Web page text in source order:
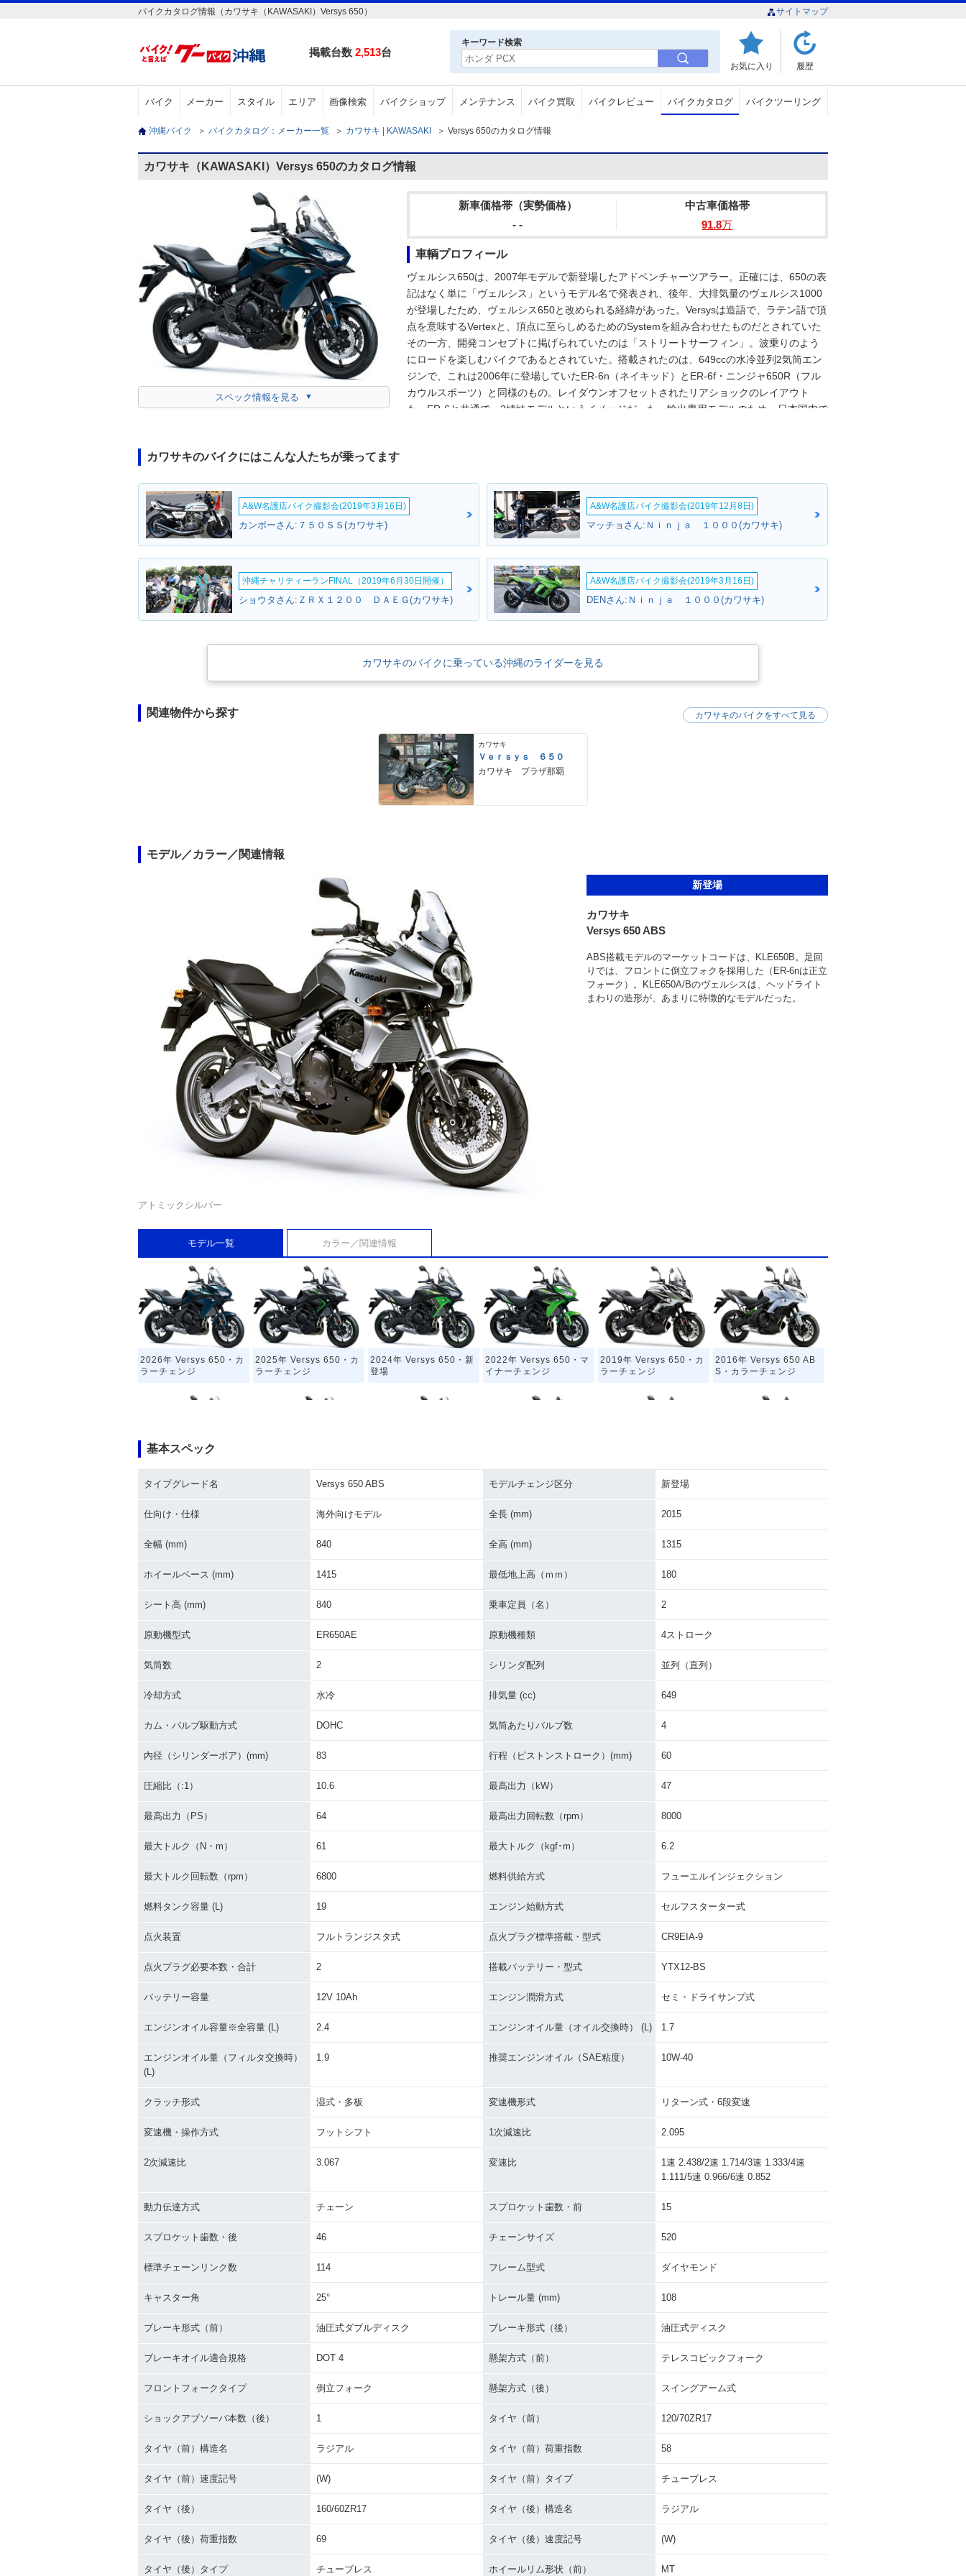
バイクカタログ情報（カワサキ（KAWASAKI）Versys 650） サイトマップ
掲載台数 2,513台
キーワード検索
お気に入り 履歴
バイク メーカー スタイル エリア 画像検索 バイクショップ メンテナンス バイク買取 バイクレビュー バイクカタログ バイクツーリング
沖縄バイク ＞ バイクカタログ：メーカー一覧 ＞ カワサキ | KAWASAKI ＞ Versys 650のカタログ情報
カワサキ（KAWASAKI）Versys 650のカタログ情報
スペック情報を見る
新車価格帯（実勢価格）
- -
中古車価格帯
91.8万
車輌プロフィール
ヴェルシス650は、2007年モデルで新登場したアドベンチャーツアラー。正確には、650の表
記はなく単に「ヴェルシス」というモデル名で発表され、後年、大排気量のヴェルシス1000
が登場したため、ヴェルシス650と改められる経緯があった。Versysは造語で、ラテン語で頂
点を意味するVertexと、頂点に至らしめるためのSystemを組み合わせたものだとされていた
その一方、開発コンセプトに掲げられていたのは「ストリートサーフィン」。波乗りのよう
にロードを楽しむバイクであるとされていた。搭載されたのは、649ccの水冷並列2気筒エン
ジンで、これは2006年に登場していたER-6n（ネイキッド）とER-6f・ニンジャ650R（フル
カウルスポーツ）と同様のもの。レイダウンオフセットされたリアショックのレイアウト
も、ER-6と共通で、3姉妹モデルというイメージだった。輸出専用モデルのため、日本国内で
ーポレーションによる日本での販売は2016年モデルが最後となった。その後も欧州や北米で
は販売が続けられた。2022年モデルでは、上位機種のヴェルシス1000とよく似た（同時代の
ニンジャシリーズと似た）フロントマスクを持つ新スタイルに変更され、トラクションコン
トロールやカラー液晶のメーターなどを装備した。このモデルのあと、初めての日本国内正
式導入が「2022年初夏」と発表されたが、新型コロナウイルスの蔓延による混乱などもあっ
て延期された。それから約1年が過ぎた2023年10月、同年11月からの発売が発表された。
カワサキのバイクにはこんな人たちが乗ってます
A&W名護店バイク撮影会(2019年3月16日)
カンポーさん:７５０ＳＳ(カワサキ)
A&W名護店バイク撮影会(2019年12月8日)
マッチョさん:Ｎｉｎｊａ １０００(カワサキ)
沖縄チャリティーランFINAL（2019年6月30日開催）
ショウタさん:ＺＲＸ１２００ ＤＡＥＧ(カワサキ)
A&W名護店バイク撮影会(2019年3月16日)
DENさん:Ｎｉｎｊａ １０００(カワサキ)
カワサキのバイクに乗っている沖縄のライダーを見る
関連物件から探す
カワサキ
Ｖｅｒｓｙｓ ６５０
カワサキ プラザ那覇
カワサキのバイクをすべて見る
モデル／カラー／関連情報
アトミックシルバー
新登場
カワサキ
Versys 650 ABS
ABS搭載モデルのマーケットコードは、KLE650B。足回
りでは、フロントに倒立フォクを採用した（ER-6nは正立
フォーク）。KLE650A/Bのヴェルシスは、ヘッドライト
まわりの造形が、あまりに特徴的なモデルだった。
モデル一覧 カラー／関連情報
2026年 Versys 650・カ
ラーチェンジ
2025年 Versys 650・カ
ラーチェンジ
2024年 Versys 650・新
登場
2022年 Versys 650・マ
イナーチェンジ
2019年 Versys 650・カ
ラーチェンジ
2016年 Versys 650 AB
S・カラーチェンジ
2016年 Versys 650・カ
2015年 Versys 650 AB
2015年 Versys 650・フ
2014年 Versys 650 AB
2014年 Versys 650・カ
S・カラーチェンジ
ラーチェンジ
S・フルモデルチェンジ
2008年 Versys 650 AB
S・カラーチェンジ
ラーチェンジ
2007年 Versys 650・新
登場
基本スペック
タイプグレード名 Versys 650 ABS モデルチェンジ区分 新登場
仕向け・仕様 海外向けモデル 全長 (mm) 2015
全幅 (mm) 840 全高 (mm) 1315
ホイールベース (mm) 1415 最低地上高（ｍｍ） 180
シート高 (mm) 840 乗車定員（名） 2
原動機型式 ER650AE 原動機種類 4ストローク
気筒数 2 シリンダ配列 並列（直列）
冷却方式 水冷 排気量 (cc) 649
カム・バルブ駆動方式 DOHC 気筒あたりバルブ数 4
内径（シリンダーボア）(mm) 83 行程（ピストンストローク）(mm) 60
圧縮比（:1） 10.6 最高出力（kW） 47
最高出力（PS） 64 最高出力回転数（rpm） 8000
最大トルク（N・m） 61 最大トルク（kgf･m） 6.2
最大トルク回転数（rpm） 6800 燃料供給方式 フューエルインジェクション
燃料タンク容量 (L) 19 エンジン始動方式 セルフスターター式
点火装置 フルトランジスタ式 点火プラグ標準搭載・型式 CR9EIA-9
点火プラグ必要本数・合計 2 搭載バッテリー・型式 YTX12-BS
バッテリー容量 12V 10Ah エンジン潤滑方式 セミ・ドライサンプ式
エンジンオイル容量※全容量 (L) 2.4 エンジンオイル量（オイル交換時） (L) 1.7
エンジンオイル量（フィルタ交換時）
(L)
1.9 推奨エンジンオイル（SAE粘度） 10W-40
クラッチ形式 湿式・多板 変速機形式 リターン式・6段変速
変速機・操作方式 フットシフト 1次減速比 2.095
2次減速比 3.067 変速比
1速 2.438/2速 1.714/3速 1.333/4速
1.111/5速 0.966/6速 0.852
動力伝達方式 チェーン スプロケット歯数・前 15
スプロケット歯数・後 46 チェーンサイズ 520
標準チェーンリンク数 114 フレーム型式 ダイヤモンド
キャスター角 25° トレール量 (mm) 108
ブレーキ形式（前） 油圧式ダブルディスク ブレーキ形式（後） 油圧式ディスク
ブレーキオイル適合規格 DOT 4 懸架方式（前） テレスコピックフォーク
フロントフォークタイプ 倒立フォーク 懸架方式（後） スイングアーム式
ショックアブソーバ本数（後） 1 タイヤ（前） 120/70ZR17
タイヤ（前）構造名 ラジアル タイヤ（前）荷重指数 58
タイヤ（前）速度記号 (W) タイヤ（前）タイプ チューブレス
タイヤ（後） 160/60ZR17 タイヤ（後）構造名 ラジアル
タイヤ（後）荷重指数 69 タイヤ（後）速度記号 (W)
タイヤ（後）タイプ チューブレス ホイールリム形状（前） MT